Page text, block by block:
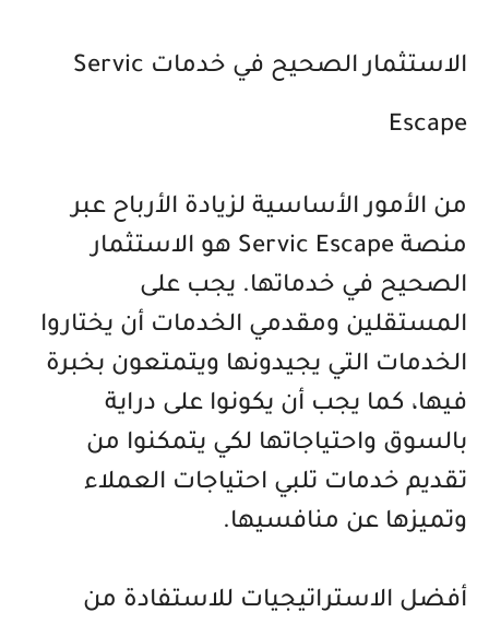
الاستثمار الصحيح في خدمات Servic
Escape
من الأمور الأساسية لزيادة الأرباح عبر
منصة Servic Escape هو الاستثمار
الصحيح في خدماتها. يجب على
المستقلين ومقدمي الخدمات أن يختاروا
الخدمات التي يجيدونها ويتمتعون بخبرة
فيها، كما يجب أن يكونوا على دراية
بالسوق واحتياجاتها لكي يتمكنوا من
تقديم خدمات تلبي احتياجات العملاء
وتميزها عن منافسيها.
أفضل الاستراتيجيات للاستفادة من